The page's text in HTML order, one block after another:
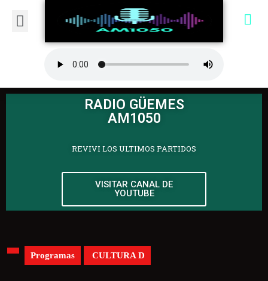
RADIO GÜEMES
AM1050
REVIVI LOS ULTIMOS PARTIDOS
VISITAR CANAL DE
YOUTUBE
Programas CULTURA D